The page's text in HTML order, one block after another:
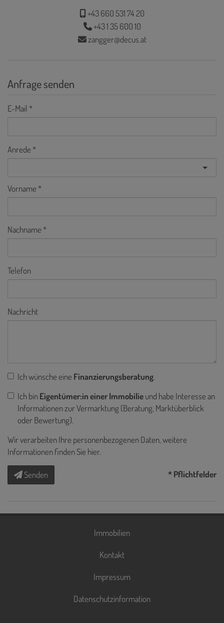
+43 660 531 74 20
+43 1 35 600 10
zangger@decus.at
Anfrage senden
E-Mail
Anrede
Vorname
Nachname
Telefon
Nachricht
Ich wünsche eine Finanzierungsberatung.
Ich binEigentümer:in einer Immobilieund habe Interesse an
Informationen zur Vermarktung (Beratung, Marktüberblick
oder Bewertung).
Wir verarbeiten Ihre personenbezogenen Daten, weitere
Informationen finden Sie hier.
Senden * Pflichtfelder
Immobilien
Kontakt
Impressum
Datenschutzinformation